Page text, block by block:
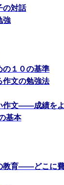
の対話
強
１０の基準
文の勉強法
作文――成績を
基本
教育――どこに